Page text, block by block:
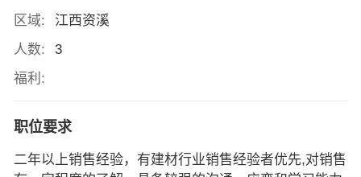
区域:
江西资溪
人数:
3
福利:
职位要求
二年以上销售经验，有建材行业销售经验者优先,对销售